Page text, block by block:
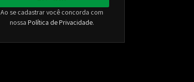
Ao se cadastrar você concorda com
nossa Política de Privacidade.